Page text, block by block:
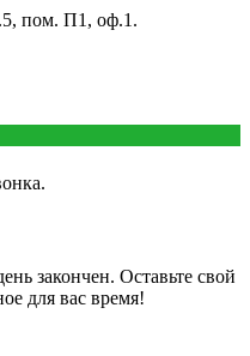
пом. П1, оф.1.
закончен. Оставьте свой
для вас время!